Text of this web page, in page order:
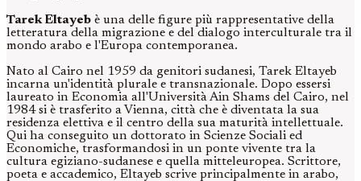
Tarek Eltayeb è una delle figure più rappresentative della
letteratura della migrazione e del dialogo interculturale tra il
mondo arabo e l'Europa contemporanea.
Nato al Cairo nel 1959 da genitori sudanesi, Tarek Eltayeb
incarna un'identità plurale e transnazionale. Dopo essersi
laureato in Economia all'Università Ain Shams del Cairo, nel
1984 si è trasferito a Vienna, città che è diventata la sua
residenza elettiva e il centro della sua maturità intellettuale.
Qui ha conseguito un dottorato in Scienze Sociali ed
Economiche, trasformandosi in un ponte vivente tra la
cultura egiziano-sudanese e quella mitteleuropea. Scrittore,
poeta e accademico, Eltayeb scrive principalmente in arabo,